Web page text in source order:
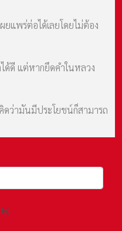
แพร่ต่อได้เลยโดยไม่ต้อง
ด้ดี แต่หากยึดคำในหลวง
ดว่ามันมีประโยชน์ก็สามารถ